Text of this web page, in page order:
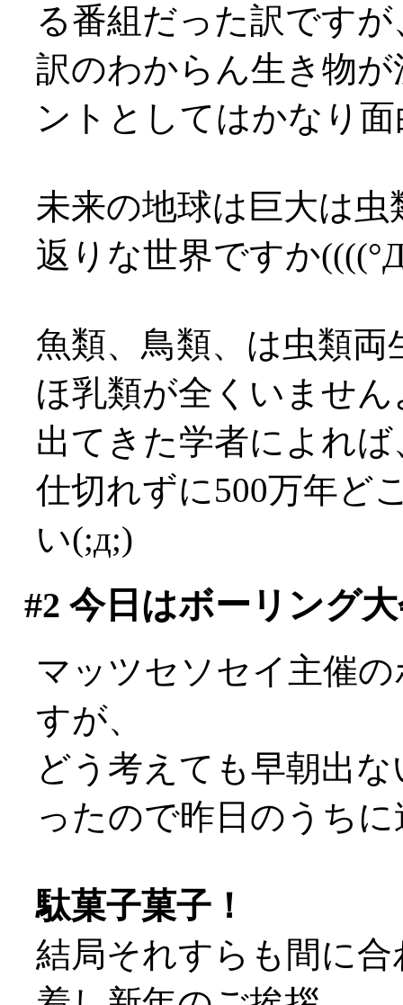
る番組だった訳ですが
訳のわからん生き物
ントとしてはかなり
未来の地球は巨大は
返りな世界ですか
魚類、鳥類、は虫類
ほ乳類が全くいません
出てきた学者によれ
仕切れずに500万年ど
い(;д;)
#2 今日はボーリング
マッツセソセイ主催
すが、
どう考えても早朝出
ったので昨日のうち
駄菓子菓子！
結局それすらも間に